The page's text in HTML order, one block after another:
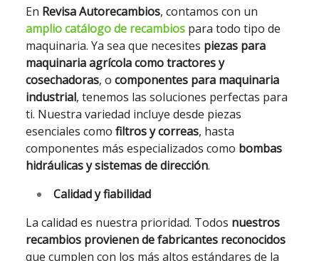
En Revisa Autorecambios, contamos con un
amplio catálogo de recambios para todo tipo de
maquinaria. Ya sea que necesites piezas para
maquinaria agrícola como tractores y
cosechadoras, o componentes para maquinaria
industrial, tenemos las soluciones perfectas para
ti. Nuestra variedad incluye desde piezas
esenciales como filtros y correas, hasta
componentes más especializados como bombas
hidráulicas y sistemas de dirección.
Calidad y fiabilidad
La calidad es nuestra prioridad. Todos nuestros
recambios provienen de fabricantes reconocidos
que cumplen con los más altos estándares de la